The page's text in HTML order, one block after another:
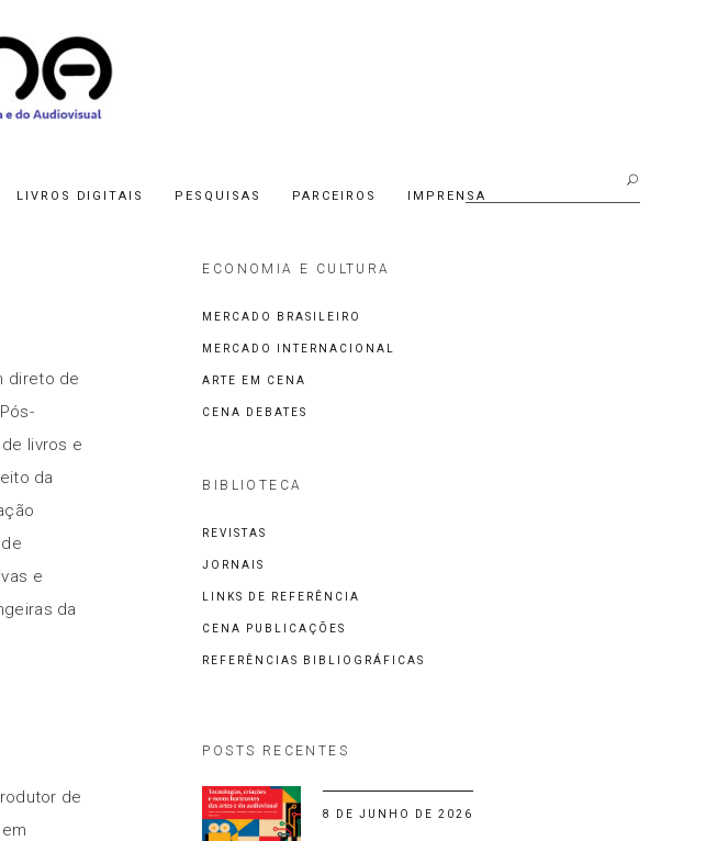
LIVROS DIGITAIS PESQUISAS PARCEIROS IMPRENSA
direto de
de livros e
da
e
da
de
ECONOMIA E CULTURA
MERCADO BRASILEIRO
MERCADO INTERNACIONAL
ARTE EM CENA
CENA DEBATES
BIBLIOTECA
REVISTAS
JORNAIS
LINKS DE REFERÊNCIA
CENA PUBLICAÇÕES
REFERÊNCIAS BIBLIOGRÁFICAS
POSTS RECENTES
8 DE JUNHO DE 2026